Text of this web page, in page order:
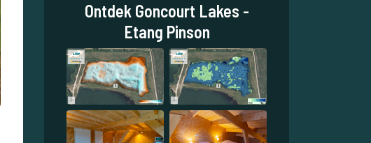
Ontdek Goncourt Lakes -
Etang Pinson